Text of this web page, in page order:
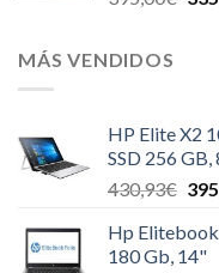
MÁS VENDIDOS
HP Elite X2
SSD 256
430,93€
Hp
180 Gb, 14"